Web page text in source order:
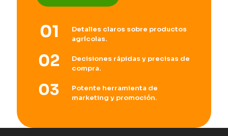
Detalles claros sobre productos
agrícolas.
Decisiones rápidas y precisas de
compra.
Potente herramienta de
marketing y promoción.